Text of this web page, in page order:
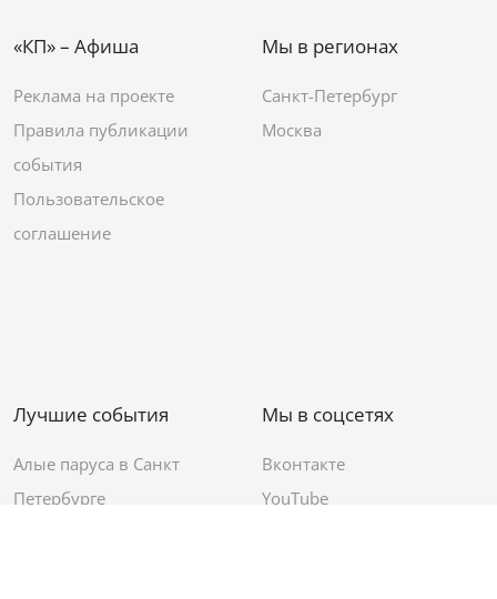
«КП» – Афиша
Реклама на проекте
Правила публикации
события
Пользовательское
соглашение
Мы в регионах
Санкт-Петербург
Москва
Лучшие события
Алые паруса в Санкт
Петербурге
Мы в соцсетях
Вконтакте
YouTube